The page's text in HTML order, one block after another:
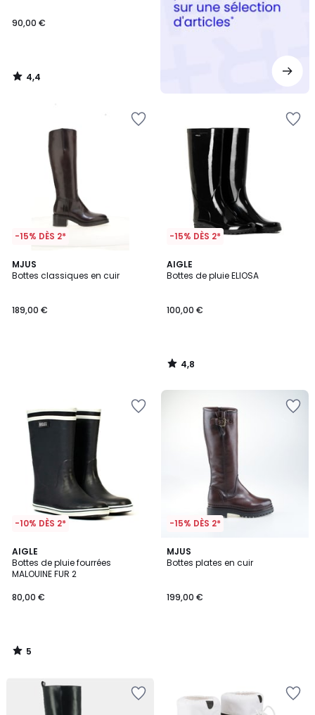
90,00 €
4,4
/
-15% DÈS 2*
MJUS
Bottes classiques en cuir
189,00 €
-15% DÈS 2*
AIGLE
Bottes de pluie ELIOSA
100,00 €
4,8
/ 5
4,8
/
-10% DÈS 2*
AIGLE
Bottes de pluie fourrées
MALOUINE FUR 2
80,00 €
5
/
5
5
/
-15% DÈS 2*
MJUS
Bottes plates en cuir
199,00 €